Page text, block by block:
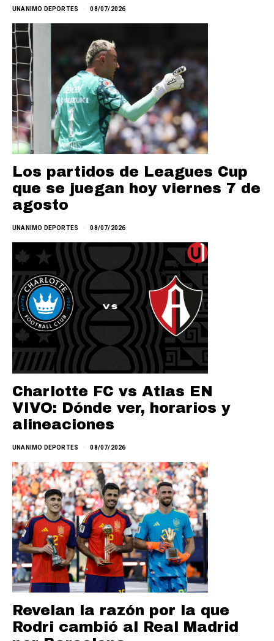
UNANIMO DEPORTES 08/07/2026
Los partidos de Leagues Cup
que se juegan hoy viernes 7 de
agosto
UNANIMO DEPORTES 08/07/2026
Charlotte FC vs Atlas EN
VIVO: Dónde ver, horarios y
alineaciones
UNANIMO DEPORTES 08/07/2026
Revelan la razón por la que
Rodri cambió al Real Madrid